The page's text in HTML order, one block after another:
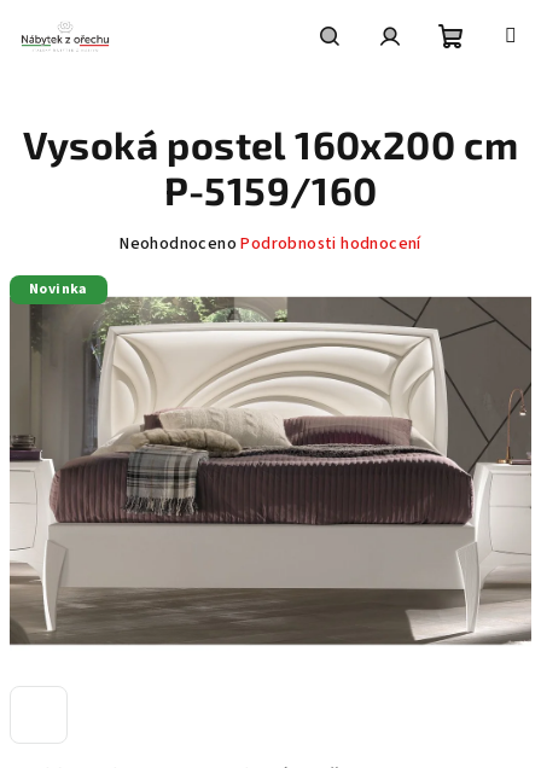
obsah
košík
Vysoká postel 160x200 cm
P-5159/160
Průměrné
produktu
je
0,0
z
5
hvězdiček.
Neohodnoceno Podrobnosti hodnocení
Novinka